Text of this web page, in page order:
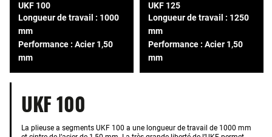
UKF 100
Longueur de travail : 1000
mm
Performance : Acier 1,50
mm
UKF 125
Longueur de travail : 1250
mm
Performance : Acier 1,50
mm
UKF 100
La plieuse a segments UKF 100 a une longueur de travail de 1000 mm